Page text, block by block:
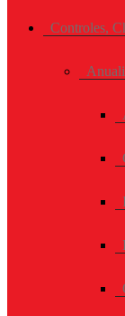
Controles,